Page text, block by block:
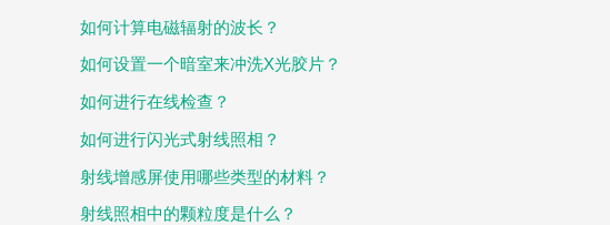
如何计算电磁辐射的波长？
如何设置一个暗室来冲洗X光胶片？
如何进行在线检查？
如何进行闪光式射线照相？
射线增感屏使用哪些类型的材料？
射线照相中的颗粒度是什么？